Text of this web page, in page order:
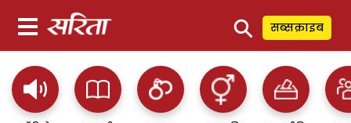
⚲ सब्सक्राइब